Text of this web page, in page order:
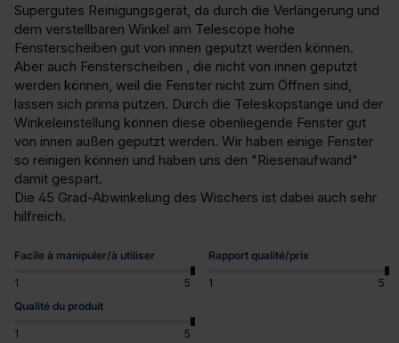
Supergutes Reinigungsgerät, da durch die Verlängerung und
dem verstellbaren Winkel am Telescope hohe
Fensterscheiben gut von innen geputzt werden können.
Aber auch Fensterscheiben , die nicht von innen geputzt
werden können, weil die Fenster nicht zum Öffnen sind,
lassen sich prima putzen. Durch die Teleskopstange und der
Winkeleinstellung können diese obenliegende Fenster gut
von innen außen geputzt werden. Wir haben einige Fenster
so reinigen können und haben uns den "Riesenaufwand"
damit gespart.
Die 45 Grad-Abwinkelung des Wischers ist dabei auch sehr
hilfreich.
Facile à manipuler/à utiliser
1 5
Rapport qualité/prix
1
5
Qualité du produit
1 5